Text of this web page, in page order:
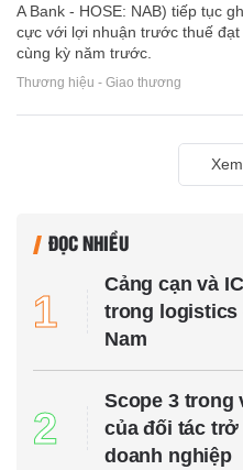
A Bank - HOSE: NAB) tiếp tục
cực với lợi nhuận trước thuế
cùng kỳ năm trước.
Thương hiệu - Giao thương
ĐỌC NHIỀU
1
Cảng cạn và
trong
Nam
2
Scope 3 trong
của đối tác
doanh nghiệp